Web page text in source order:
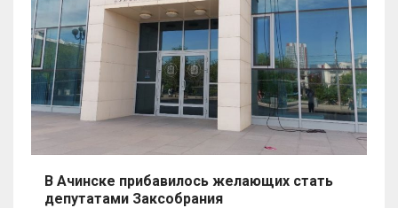
В Ачинске прибавилось желающих стать
депутатами Заксобрания